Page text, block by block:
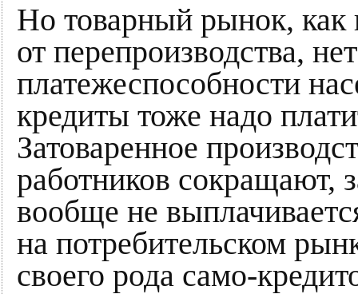
Но товарный рынок, как
от перепроизводства,
платежеспособности
кредиты тоже надо
Затоваренное
работников сокращают,
вообще не
на потребительском
своего рода само-